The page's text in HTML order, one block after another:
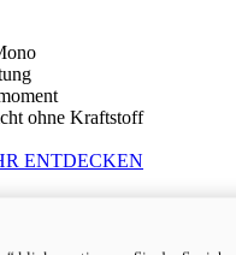
ohne Kraftstoff
ENTDECKEN